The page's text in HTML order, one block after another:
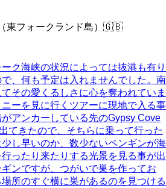
東フォークランド島） 🇬🇧
ク海峡の状況によっては抜港も有り
、何も予定は入れませんでした。南
その愛くるしさに心を奪われていま
ーを見に行くツアーに現地で入る事
アンカーしている先のGypsy Cove
てきたので、そちらに乗って行った
し早いのか、数少ないペンギンが海
ったり来たりする光景を見る事が出
ンですが、つがいで巣を作ってお
所のすぐ横に巣があるのを見つける